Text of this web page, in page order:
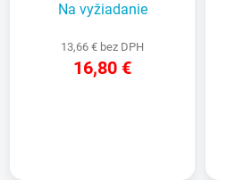
Na vyžiadanie
13,66 € bez DPH
16,80 €